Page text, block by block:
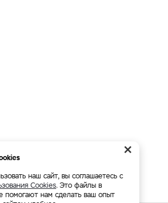
×
наш сайт, вы соглашаетесь с
Cookies. Это файлы в
помогают нам сделать ваш опыт